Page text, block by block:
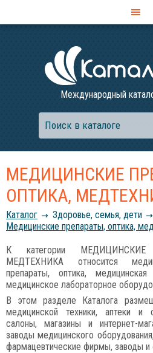
Международный
МЕДИЦИНСКИЕ
ОПТИКА,
Каталог
Здоровье, семья, дети
Медицинские препараты, оптика,
К категории
МЕДТЕХНИКА относится
препараты, оптика,
медицинское лабораторное
В этом разделе Каталога
медицинской техники, аптеки и
салоны, магазины и интернет-
заводы медицинского
фармацевтические фирмы, заводы и